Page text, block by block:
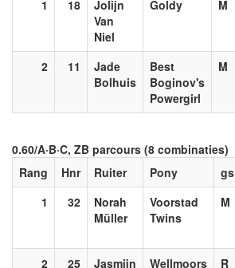
1
18
Jolijn
Van
Niel
Goldy M
2 11
Jade
Bolhuis
Best
Boginov's
Powergirl
M
0.60/A·B·C, ZB parcours (8 combinaties)
Rang
Hnr Ruiter Pony gs
1
32
Norah
Müller
Voorstad
Twins
M
2 25
Jasmijn
Wellmoors
R